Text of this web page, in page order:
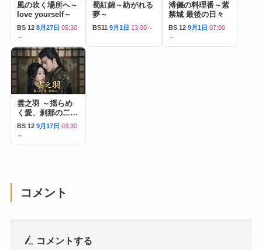
風の吹く場所へ～
love yourself～
BS 12 8月27日 05:30
～
蜀紅錦～紡がれる
夢～
BS11 9月1日 13:00～
溥儀の料理番～紫
禁城 最後の日々
BS 12 9月1日 07:00
～
雲之羽 ～揺らめ
く愛、刹那の二人
～
BS 12 9月17日 03:30
～
コメント
コメントする